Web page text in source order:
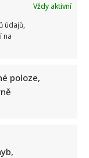
Vždy aktivní
údajů,
na
poloze,